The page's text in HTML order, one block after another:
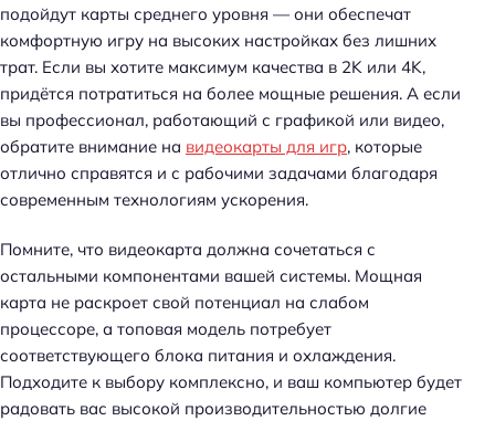
подойдут карты среднего уровня — они обеспечат
комфортную игру на высоких настройках без лишних
трат. Если вы хотите максимум качества в 2K или 4K,
придётся потратиться на более мощные решения. А если
вы профессионал, работающий с графикой или видео,
обратите внимание на видеокарты для игр, которые
отлично справятся и с рабочими задачами благодаря
современным технологиям ускорения.
Помните, что видеокарта должна сочетаться с
остальными компонентами вашей системы. Мощная
карта не раскроет свой потенциал на слабом
процессоре, а топовая модель потребует
соответствующего блока питания и охлаждения.
Подходите к выбору комплексно, и ваш компьютер будет
радовать вас высокой производительностью долгие